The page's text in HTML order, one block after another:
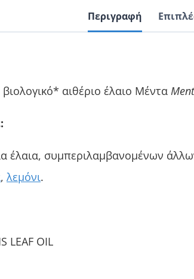
Περιγραφή
βιολογικό* αιθέριο έλαιο Μέντα
έλαια, συμπεριλαμβανομένων
, λεμόνι.
LEAF OIL